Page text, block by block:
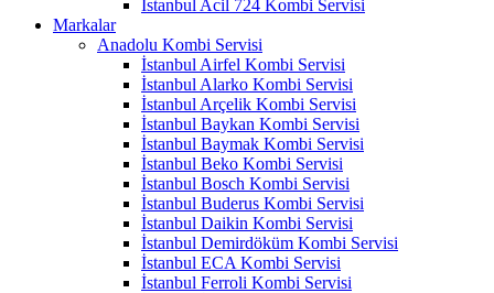
İstanbul Acil 724 Kombi Servisi
Markalar
Anadolu Kombi Servisi
İstanbul Airfel Kombi Servisi
İstanbul Alarko Kombi Servisi
İstanbul Arçelik Kombi Servisi
İstanbul Baykan Kombi Servisi
İstanbul Baymak Kombi Servisi
İstanbul Beko Kombi Servisi
İstanbul Bosch Kombi Servisi
İstanbul Buderus Kombi Servisi
İstanbul Daikin Kombi Servisi
İstanbul Demirdöküm Kombi Servisi
İstanbul ECA Kombi Servisi
İstanbul Ferroli Kombi Servisi